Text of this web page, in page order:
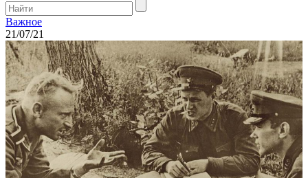
Важное
21/07/21